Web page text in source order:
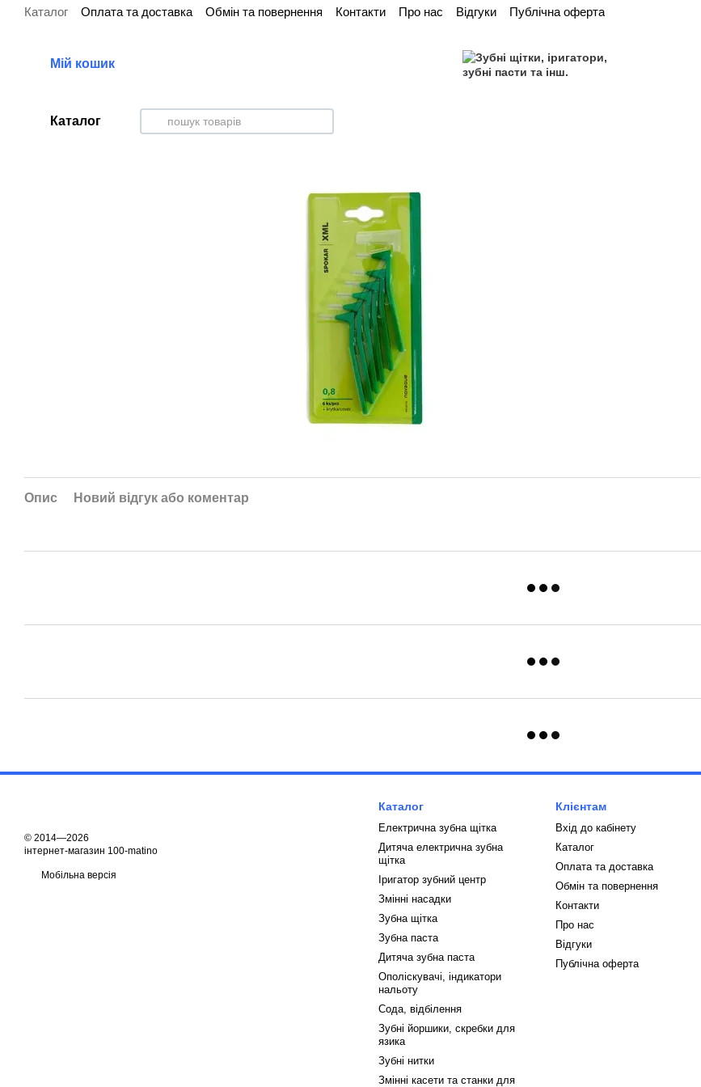
Перейти до основного контенту
Каталог Оплата та доставка Обмін та повернення Контакти Про нас Відгуки Публічна оферта
Мій кошик
Каталог
Опис Новий відгук або коментар
© 2014—2026
інтернет-магазин 100-matino
Мобільна версія
Каталог
Електрична зубна щітка
Дитяча електрична зубна
щітка
Іригатор зубний центр
Змінні насадки
Зубна щітка
Зубна паста
Дитяча зубна паста
Ополіскувачі, індикатори
нальоту
Сода, відбілення
Зубні йоршики, скребки для
язика
Зубні нитки
Змінні касети та станки для
Клієнтам
Вхід до кабінету
Каталог
Оплата та доставка
Обмін та повернення
Контакти
Про нас
Відгуки
Публічна оферта